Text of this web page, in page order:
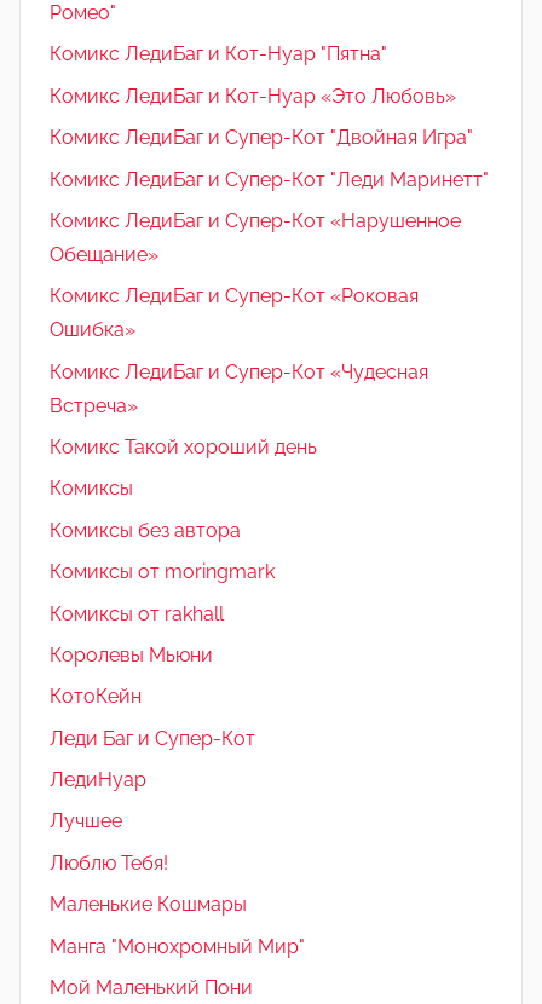
Ромео"
Комикс ЛедиБаг и Кот-Нуар "Пятна"
Комикс ЛедиБаг и Кот-Нуар «Это Любовь»
Комикс ЛедиБаг и Супер-Кот "Двойная Игра"
Комикс ЛедиБаг и Супер-Кот "Леди Маринетт"
Комикс ЛедиБаг и Супер-Кот «Нарушенное
Обещание»
Комикс ЛедиБаг и Супер-Кот «Роковая
Ошибка»
Комикс ЛедиБаг и Супер-Кот «Чудесная
Встреча»
Комикс Такой хороший день
Комиксы
Комиксы без автора
Комиксы от moringmark
Комиксы от rakhall
Королевы Мьюни
КотоКейн
Леди Баг и Супер-Кот
ЛедиНуар
Лучшее
Люблю Тебя!
Маленькие Кошмары
Манга "Монохромный Мир"
Мой Маленький Пони